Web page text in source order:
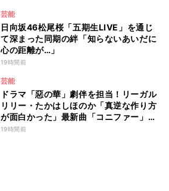
芸能
日向坂46松尾桜「五期生LIVE」を通じ
て深まった同期の絆「知らないあいだに
心の距離が…」
19時間前
芸能
ドラマ「惡の華」劇伴を担当！リーガル
リリー・たかはしほのか「真逆な作り方
が面白かった」最新曲「コニファー」制
作秘話も
19時間前